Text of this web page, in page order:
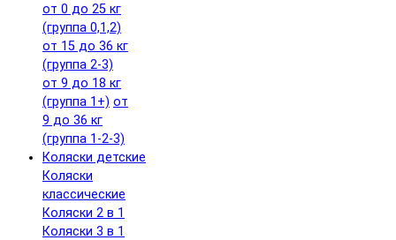
от 0 до 25 кг
(группа 0,1,2)
от 15 до 36 кг
(группа 2-3)
от 9 до 18 кг
(группа 1+) от
9 до 36 кг
(группа 1-2-3)
Коляски детские
Коляски
классические
Коляски 2 в 1
Коляски 3 в 1